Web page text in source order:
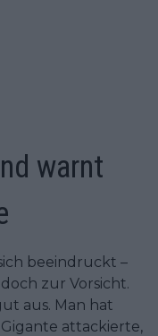
warnt
beeindruckt –
zur Vorsicht.
aus. Man hat
attackierte,